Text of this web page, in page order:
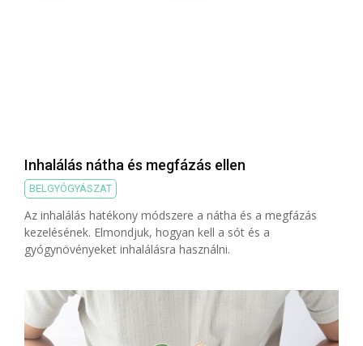
Inhalálás nátha és megfázás ellen
BELGYÓGYÁSZAT
Az inhalálás hatékony módszere a nátha és a megfázás
kezelésének. Elmondjuk, hogyan kell a sót és a
gyógynövényeket inhalálásra használni.